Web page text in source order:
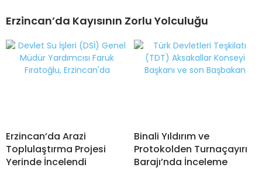
Erzincan’da Kayısının Zorlu Yolculuğu
Erzincan’da Arazi
Toplulaştırma Projesi
Yerinde İncelendi
Binali Yıldırım ve
Protokolden Turnaçayırı
Barajı’nda İnceleme